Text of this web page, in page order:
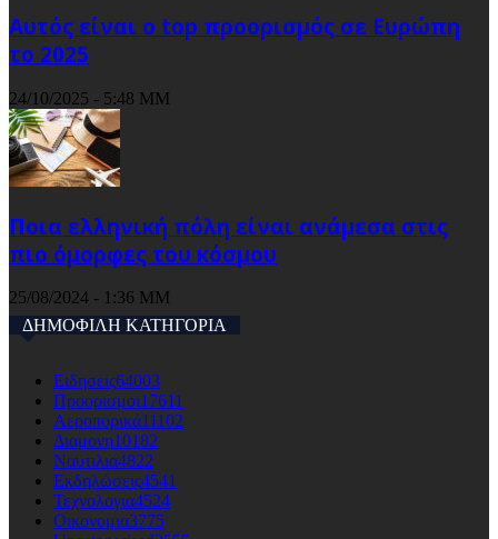
Αυτός είναι ο top προορισμός σε Ευρώπη
το 2025
24/10/2025 - 5:48 ΜΜ
Ποια ελληνική πόλη είναι ανάμεσα στις
πιο όμορφες του κόσμου
25/08/2024 - 1:36 ΜΜ
ΔΗΜΟΦΙΛΗ ΚΑΤΗΓΟΡΙΑ
Ειδησεις64003
Προορισμοι17611
Αεροπορικά11102
Διαμονη10182
Ναυτιλια4822
Εκδηλώσεις4541
Τεχνολογια4524
Οικονομια3775